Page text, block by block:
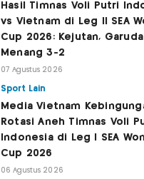
Hasil Timnas Voli Putri
vs Vietnam di Leg II SEA
Cup 2026: Kejutan,
Menang 3-2
07 Agustus 2026
Sport Lain
Media Vietnam
Rotasi Aneh Timnas Voli
Indonesia di Leg I SEA
Cup 2026
06 Agustus 2026